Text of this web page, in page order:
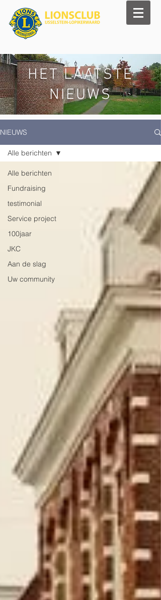
HET LAATSTE
NIEUWS
NIEUWS
Alle berichten
Fundraising
testimonial
Service project
100jaar
JKC
Aan de slag
Uw community
Alle berichten